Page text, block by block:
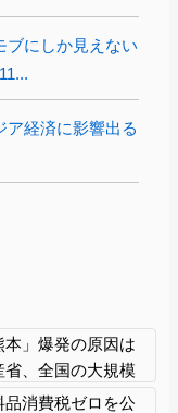
ブにしか見えない
ア経済に影響出る
本」爆発の原因は
、全国の大規模
請
品消費税ゼロを公